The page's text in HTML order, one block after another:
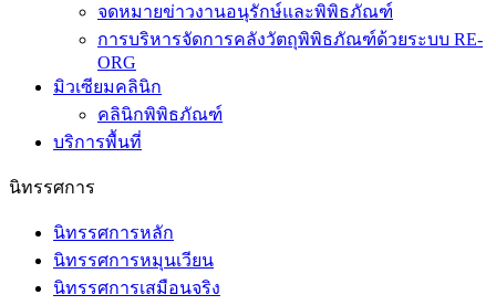
จดหมายข่าวงานอนุรักษ์และพิพิธภัณฑ์
การบริหารจัดการคลังวัตถุพิพิธภัณฑ์ด้วยระบบ RE-
ORG
มิวเซียมคลินิก
คลินิกพิพิธภัณฑ์
บริการพื้นที่
นิทรรศการ
นิทรรศการหลัก
นิทรรศการหมุนเวียน
นิทรรศการเสมือนจริง